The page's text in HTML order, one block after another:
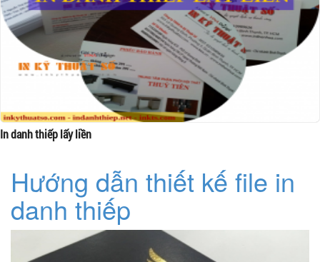
In danh thiếp lấy liền
Hướng dẫn thiết kế file in
danh thiếp